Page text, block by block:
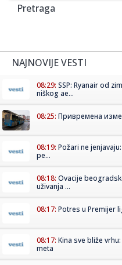
Pretraga
NAJNOVIJE VESTI
08:29: SSP: Ryanair od
niškog ae...
08:25: Привремена
08:19: Požari ne
pe...
08:18: Ovacije
uživanja ...
08:17: Potres u Premijer
08:17: Kina sve bliže
meta